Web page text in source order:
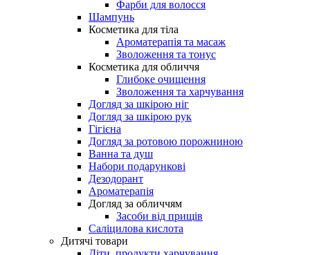
Фарби для волосся
Шампунь
Косметика для тіла
Ароматерапія та масаж
Зволоження та тонус
Косметика для обличчя
Глибоке очищення
Зволоження та харчування
Догляд за шкірою ніг
Догляд за шкірою рук
Гігієна
Догляд за ротовою порожниною
Ванна та душ
Набори подарункові
Дезодорант
Ароматерапія
Догляд за обличчям
Засоби від прищів
Саліцилова кислота
Дитячі товари